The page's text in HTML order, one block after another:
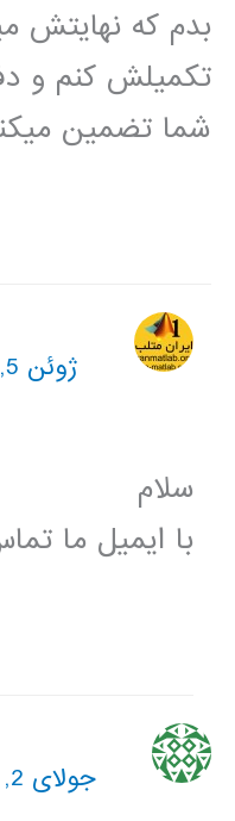
بدم که نهایتش
تکمیلش کنم و
شما تضمین
ژوئن 5, 2017 در 5:52 ق.ظ
سلام
با ایمیل ما
جولای 2, 2018 در 1:38 ب.ظ